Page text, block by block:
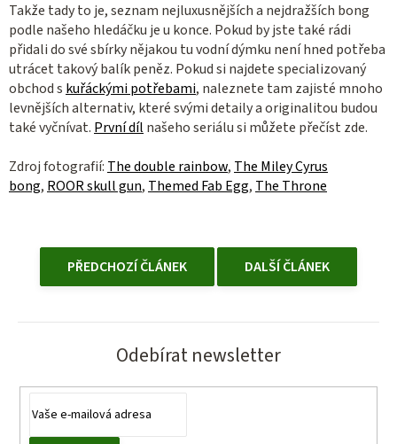
Takže tady to je, seznam nejluxusnějších a nejdražších bong
podle našeho hledáčku je u konce. Pokud by jste také rádi
přidali do své sbírky nějakou tu vodní dýmku není hned potřeba
utrácet takový balík peněz. Pokud si najdete specializovaný
obchod s kuřáckými potřebami, naleznete tam zajisté mnoho
levnějších alternativ, které svými detaily a originalitou budou
také vyčnívat. První díl našeho seriálu si můžete přečíst zde.
Zdroj fotografií: The double rainbow, The Miley Cyrus
bong, ROOR skull gun, Themed Fab Egg, The Throne
PŘEDCHOZÍ ČLÁNEK DALŠÍ ČLÁNEK
Odebírat newsletter